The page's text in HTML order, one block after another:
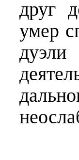
друг
умер